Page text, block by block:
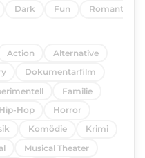
Dark Fun Romantic
Action
Alternative
Dokumentarfilm
Familie
Hip-Hop
Horror
Komödie
Krimi
Musical Theater